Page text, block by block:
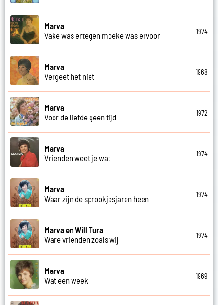
Marva
Vake was ertegen moeke was ervoor
1974
Marva
Vergeet het niet
1968
Marva
Voor de liefde geen tijd
1972
Marva
Vrienden weet je wat
1974
Marva
Waar zijn de sprookjesjaren heen
1974
Marva en Will Tura
Ware vrienden zoals wij
1974
Marva
Wat een week
1969